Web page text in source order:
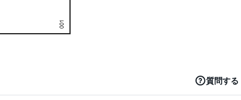
質問する